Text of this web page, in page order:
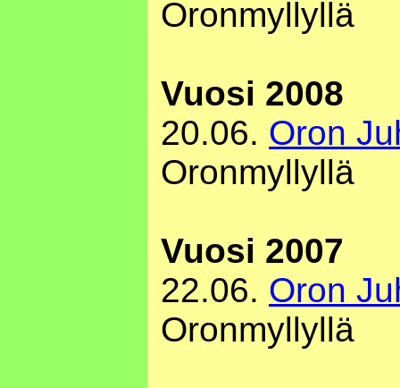
Oronmyllyllä
Vuosi 2008
20.06. Oron
Oronmyllyllä
Vuosi 2007
22.06. Oron
Oronmyllyllä